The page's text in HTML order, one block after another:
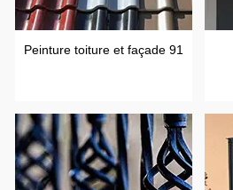
Peinture toiture et façade 91